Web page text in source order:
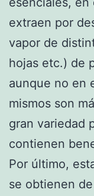
extraen por
vapor de
hojas etc.) de
aunque no en
mismos son
gran variedad
contienen
Por último,
se obtienen